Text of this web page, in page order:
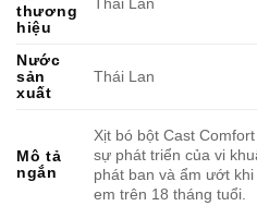
thương
hiệu
Nước
sản
xuất
Thái Lan
Mô tả
ngắn
Xịt bó bột Cast
sự phát triển của vi
phát ban và ẩm ướt
em trên 18 tháng tuổi.